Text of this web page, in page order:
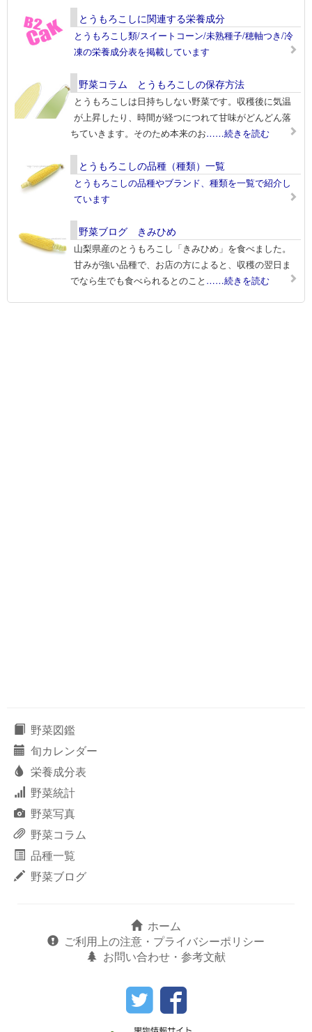
とうもろこしに関連する栄養成分
とうもろこし類/スイートコーン/未熟種子/穂軸つき/冷
凍の栄養成分表を掲載しています
野菜コラム とうもろこしの保存方法
とうもろこしは日持ちしない野菜です。収穫後に気温
が上昇したり、時間が経つにつれて甘味がどんどん落
ちていきます。そのため本来のお……続きを読む
とうもろこしの品種（種類）一覧
とうもろこしの品種やブランド、種類を一覧で紹介し
ています
野菜ブログ きみひめ
山梨県産のとうもろこし「きみひめ」を食べました。
甘みが強い品種で、お店の方によると、収穫の翌日ま
でなら生でも食べられるとのこと ……続きを読む
野菜図鑑
旬カレンダー
栄養成分表
野菜統計
野菜写真
野菜コラム
品種一覧
野菜ブログ
ホーム
ご利用上の注意・プライバシーポリシー
お問い合わせ・参考文献